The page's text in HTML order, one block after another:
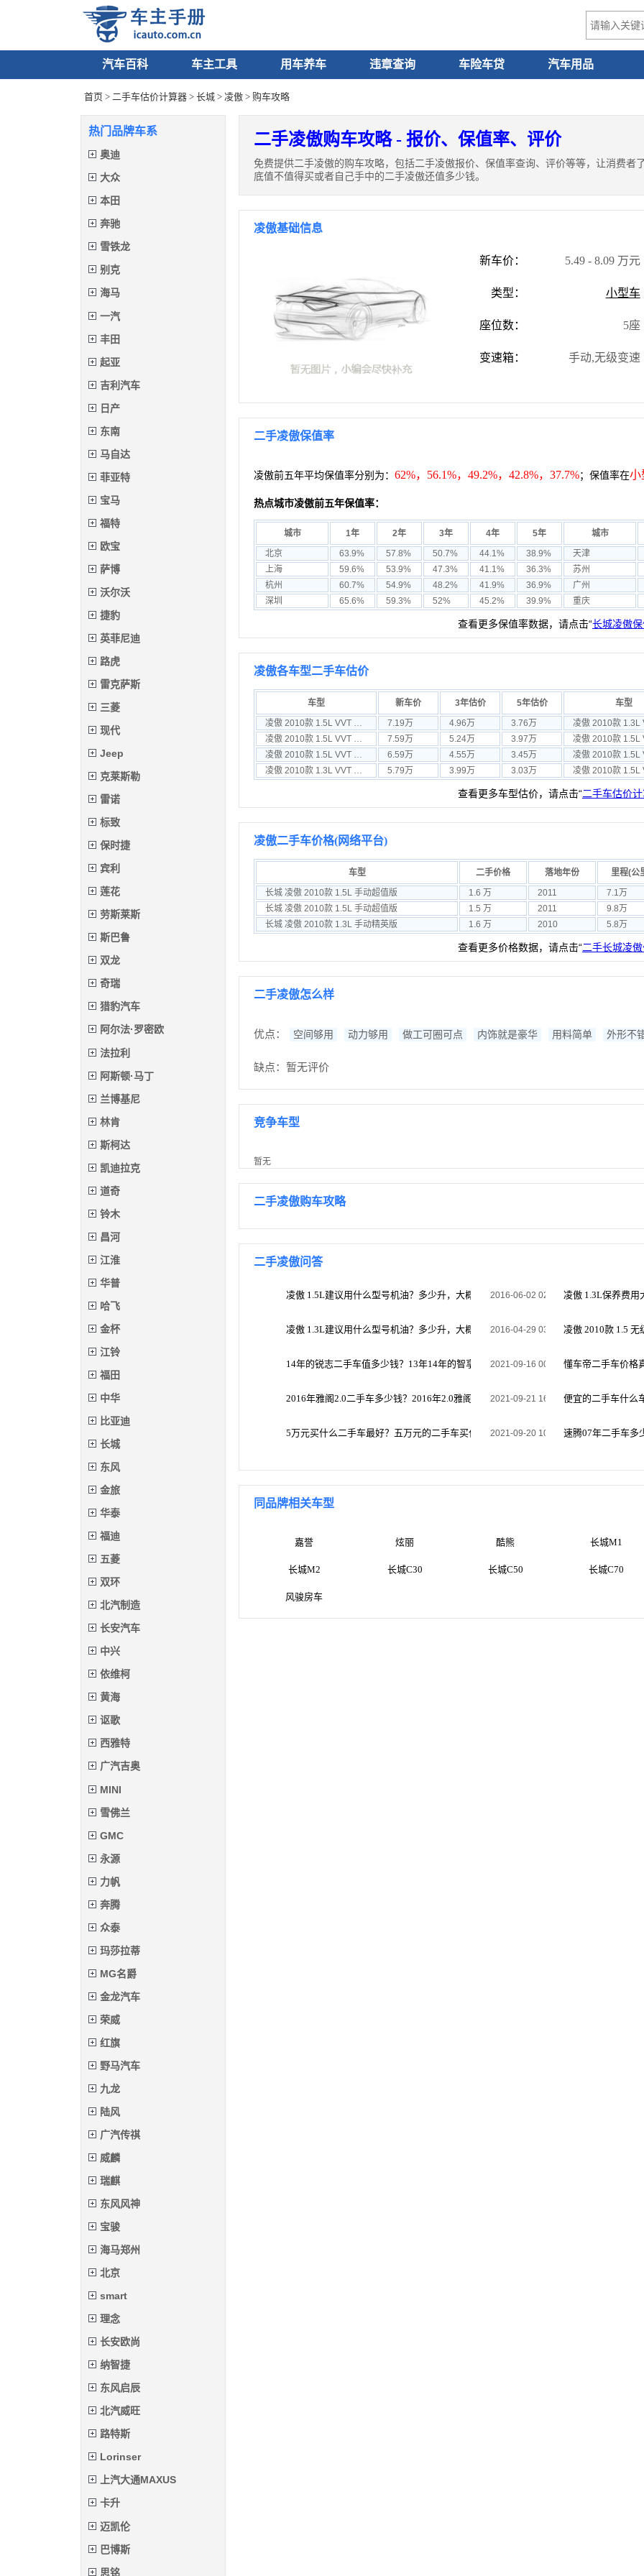
汽车百科 车主工具 用车养车 违章查询 车险车贷 汽车用品
首页 > 二手车估价计算器 > 长城 > 凌傲 > 购车攻略
二手凌傲购车攻略 - 报价、保值率、评价
免费提供二手凌傲的购车攻略，包括二手凌傲报价、保值率查询、评价等等，让消费者
底值不值得买或者自己手中的二手凌傲还值多少钱。
凌傲基础信息
新车价： 5.49 - 8.09 万元
类型： 小型车
座位数： 5座
变速箱： 手动,无级变速
二手凌傲保值率
凌傲前五年平均保值率分别为： 62%，56.1%，49.2%，42.8%，37.7%；保值率在小
热点城市凌傲前五年保值率：
城市 1年 2年 3年 4年 5年
城市
北京
63.9% 57.8% 50.7% 44.1% 38.9%
天津
上海
59.6% 53.9% 47.3% 41.1% 36.3%
苏州
杭州
60.7% 54.9% 48.2% 41.9% 36.9%
广州
深圳
65.6% 59.3% 52% 45.2% 39.9% 重庆
查看更多保值率数据，请点击“长城凌傲
凌傲各车型二手车估价
车型 新车价 3年估价 5年估价
车型
凌傲 2010款 1.5L VVT CVT尊贵版
7.19万 4.96万
3.76万
凌傲 2010款 1.5L VVT CVT精英版
7.59万 5.24万
3.97万
凌傲 2010款 1.5L VVT MT 精英版
6.59万 4.55万
3.45万
凌傲 2010款 1.3L VVT 手动锋锐版
5.79万 3.99万 3.03万
查看更多车型估价，请点击“二手车估价
凌傲二手车价格(网络平台)
车型 二手价格 落地年份
里程(公
长城 凌傲 2010款 1.5L 手动超值版
1.6 万 2011
7.1万
长城 凌傲 2010款 1.5L 手动超值版
1.5 万 2011
9.8万
长城 凌傲 2010款 1.3L 手动精英版
1.6 万 2010 5.8万
查看更多价格数据，请点击“二手长城凌
二手凌傲怎么样
优点： 空间够用 动力够用 做工可圈可点 内饰就是豪华 用料简单 外形不
缺点：暂无评价
竞争车型
暂无
二手凌傲购车攻略
二手凌傲问答
凌傲 1.5L建议用什么型号机油？多少升，大概多少钱？车在2009年买的。
2016-06-02 02:55:03凌傲 1.3L保养费用
凌傲 1.3L建议用什么型号机油？多少升，大概多少钱？车在2009年买的。
2016-04-29 03:41:54凌傲 2010款 1.5
14年的锐志二手车值多少钱？13年14年的智享版锐志二手车值多少钱
2021-09-16 00:33:34懂车帝二手车价格
2016年雅阁2.0二手车多少钱？2016年2.0雅阁现在能卖多少钱
2021-09-21 16:22:21便宜的二手车什么
5万元买什么二手车最好？五万元的二手车买什么比较好？2021-09-20 10:43:47速腾07年二手车多
同品牌相关车型
嘉誉 炫丽 酷熊 长城M1
长城M2 长城C30 长城C50 长城C70
风骏房车
热门品牌车系
奥迪
大众
本田
奔驰
雪铁龙
别克
海马
一汽
丰田
起亚
吉利汽车
日产
东南
马自达
菲亚特
宝马
福特
欧宝
萨博
沃尔沃
捷豹
英菲尼迪
路虎
雷克萨斯
三菱
现代
Jeep
克莱斯勒
雷诺
标致
保时捷
宾利
莲花
劳斯莱斯
斯巴鲁
双龙
奇瑞
猎豹汽车
阿尔法·罗密欧
法拉利
阿斯顿·马丁
兰博基尼
林肯
斯柯达
凯迪拉克
道奇
铃木
昌河
江淮
华普
哈飞
金杯
江铃
福田
中华
比亚迪
长城
东风
金旅
华泰
福迪
五菱
双环
北汽制造
长安汽车
中兴
依维柯
黄海
讴歌
西雅特
广汽吉奥
MINI
雪佛兰
GMC
永源
力帆
奔腾
众泰
玛莎拉蒂
MG名爵
金龙汽车
荣威
红旗
野马汽车
九龙
陆风
广汽传祺
威麟
瑞麒
东风风神
宝骏
海马郑州
北京
smart
理念
长安欧尚
纳智捷
东风启辰
北汽威旺
路特斯
Lorinser
上汽大通MAXUS
卡升
迈凯伦
巴博斯
思铭